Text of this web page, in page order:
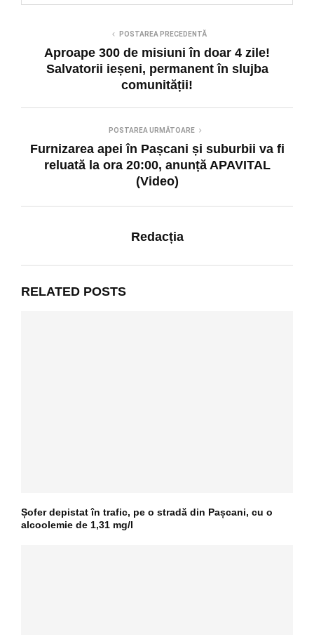
POSTAREA PRECEDENTĂ
Aproape 300 de misiuni în doar 4 zile!
Salvatorii ieșeni, permanent în slujba
comunității!
POSTAREA URMĂTOARE
Furnizarea apei în Pașcani și suburbii va fi
reluată la ora 20:00, anunță APAVITAL
(Video)
Redacția
RELATED POSTS
Șofer depistat în trafic, pe o stradă din Pașcani, cu o
alcoolemie de 1,31 mg/l